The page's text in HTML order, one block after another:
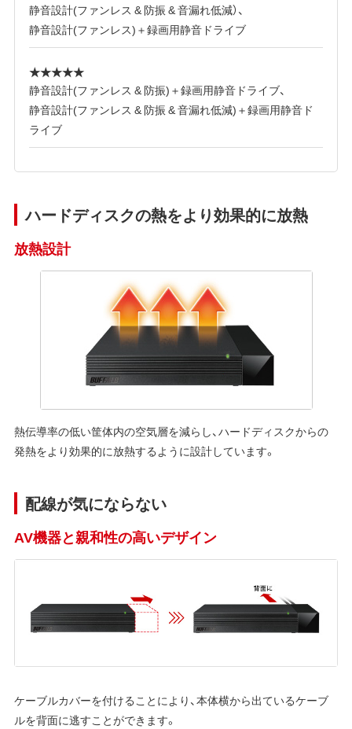
静音設計(ファンレス & 防振 & 音漏れ低減）、
静音設計(ファンレス)＋録画用静音ドライブ
★★★★★
静音設計(ファンレス & 防振)＋録画用静音ドライブ、
静音設計(ファンレス & 防振 & 音漏れ低減)＋録画用静音ド
ライブ
ハードディスクの熱をより効果的に放熱
放熱設計
熱伝導率の低い筐体内の空気層を減らし、ハードディスクからの
発熱をより効果的に放熱するように設計しています。
配線が気にならない
AV機器と親和性の高いデザイン
ケーブルカバーを付けることにより、本体横から出ているケーブ
ルを背面に逃すことができます。